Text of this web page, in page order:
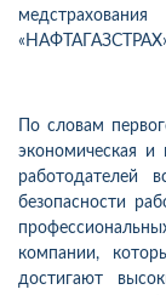
По словам
экономическая и
работодателей
безопасности
компании,
достигают